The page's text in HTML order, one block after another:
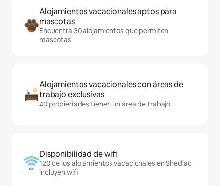
Alojamientos vacacionales aptos para
mascotas
Encuentra 30 alojamientos que permiten
mascotas
Alojamientos vacacionales con áreas de
trabajo exclusivas
40 propiedades tienen un área de trabajo
Disponibilidad de wifi
120 de los alojamientos vacacionales en Shediac
incluyen wifi